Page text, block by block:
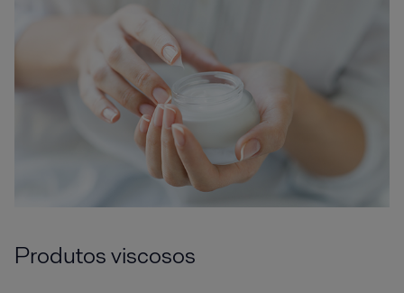
Produtos viscosos